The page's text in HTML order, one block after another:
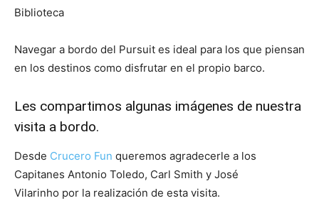
Biblioteca
Navegar a bordo del Pursuit es ideal para los que piensan
en los destinos como disfrutar en el propio barco.
Les compartimos algunas imágenes de nuestra
visita a bordo.
Desde Crucero Fun queremos agradecerle a los
Capitanes Antonio Toledo, Carl Smith y José
Vilarinho por la realización de esta visita.